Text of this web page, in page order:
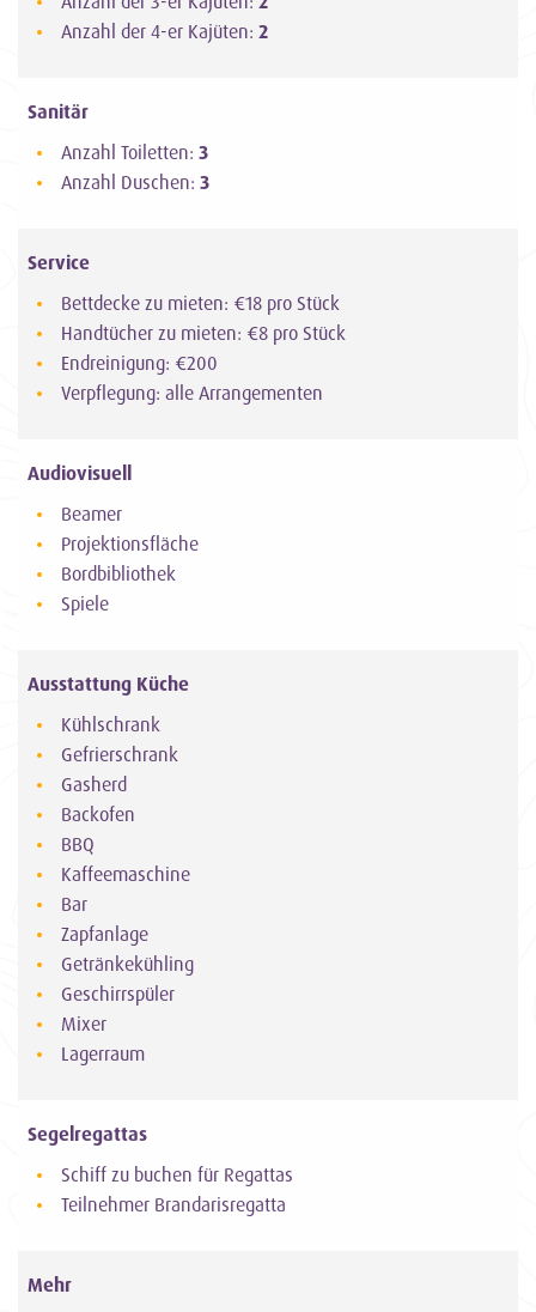
Anzahl der 4-er Kajüten: 2
Sanitär
Anzahl Toiletten: 3
Anzahl Duschen: 3
Service
Bettdecke zu mieten: €18 pro Stück
Handtücher zu mieten: €8 pro Stück
Endreinigung: €200
Verpflegung: alle Arrangementen
Audiovisuell
Beamer
Projektionsfläche
Bordbibliothek
Spiele
Ausstattung Küche
Kühlschrank
Gefrierschrank
Gasherd
Backofen
BBQ
Kaffeemaschine
Bar
Zapfanlage
Getränkekühling
Geschirrspüler
Mixer
Lagerraum
Segelregattas
Schiff zu buchen für Regattas
Teilnehmer Brandarisregatta
Mehr